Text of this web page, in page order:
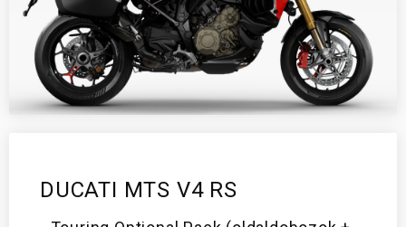
DUCATI MTS V4 RS